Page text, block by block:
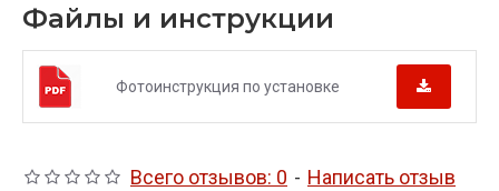
Преимущества бесштыревого
блокиратора Гарант Консул
для автомобилей Volkswagen
TOURAN 2010-2015 перед
механическими
производителей:
Файлы и инструкции
Фотоинструкция по установке
Всего отзывов: 0 - Написать отзыв